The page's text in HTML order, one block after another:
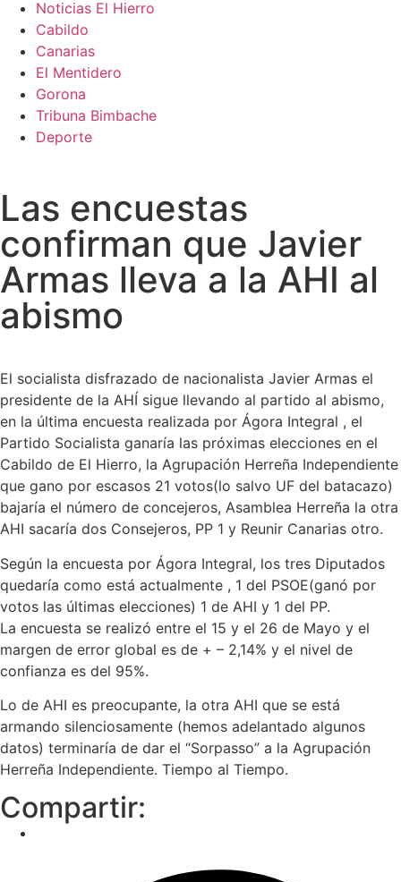
Noticias El Hierro
Cabildo
Canarias
El Mentidero
Gorona
Tribuna Bimbache
Deporte
Las encuestas
confirman que Javier
Armas lleva a la AHI al
abismo
El socialista disfrazado de nacionalista Javier Armas el
presidente de la AHÍ sigue llevando al partido al abismo,
en la última encuesta realizada por Ágora Integral , el
Partido Socialista ganaría las próximas elecciones en el
Cabildo de El Hierro, la Agrupación Herreña Independiente
que gano por escasos 21 votos(lo salvo UF del batacazo)
bajaría el número de concejeros, Asamblea Herreña la otra
AHI sacaría dos Consejeros, PP 1 y Reunir Canarias otro.
Según la encuesta por Ágora Integral, los tres Diputados
quedaría como está actualmente , 1 del PSOE(ganó por
votos las últimas elecciones) 1 de AHI y 1 del PP.
La encuesta se realizó entre el 15 y el 26 de Mayo y el
margen de error global es de + – 2,14% y el nivel de
confianza es del 95%.
Lo de AHI es preocupante, la otra AHI que se está
armando silenciosamente (hemos adelantado algunos
datos) terminaría de dar el “Sorpasso” a la Agrupación
Herreña Independiente. Tiempo al Tiempo.
Compartir: